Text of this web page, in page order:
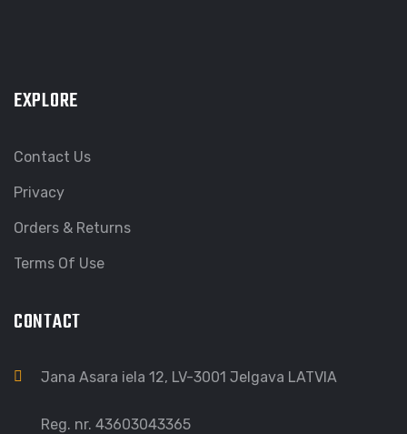
EXPLORE
Contact Us
Privacy
Orders & Returns
Terms Of Use
CONTACT
Jana Asara iela 12, LV-3001 Jelgava LATVIA
Reg. nr. 43603043365